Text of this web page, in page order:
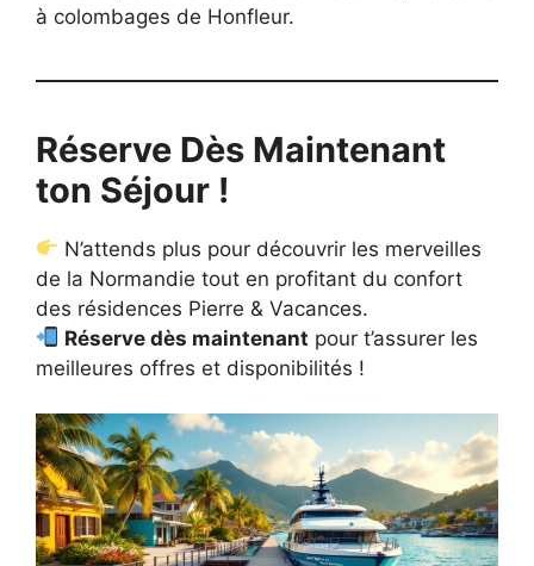
à colombages de Honfleur.
Réserve Dès Maintenant
ton Séjour !
N’attends plus pour découvrir les merveilles
de la Normandie tout en profitant du confort
des résidences Pierre & Vacances.
Réserve dès maintenant pour t’assurer les
meilleures offres et disponibilités !